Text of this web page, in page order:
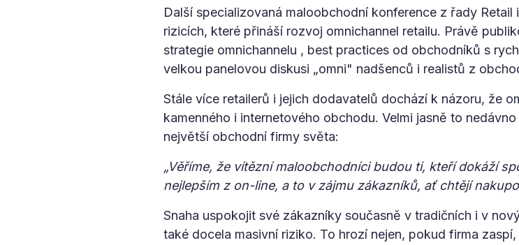
Další specializovaná maloobchodní konference z řady
rizicích, které přináší rozvoj omnichannel retailu. Právě
strategie omnichannelu , best practices od obchodníků s
velkou panelovou diskusi „omni" nadšenců i realistů z
Stále více retailerů i jejich dodavatelů dochází k názoru, že
kamenného i internetového obchodu. Velmi jasně to
největší obchodní firmy světa:
„Věříme, že vítězní maloobchodníci budou ti, kteří dokáží
nejlepším z on-line, a to v zájmu zákazníků, ať chtějí
Snaha uspokojit své zákazníky současně v tradičních i v
také docela masivní riziko. To hrozí nejen, pokud firma